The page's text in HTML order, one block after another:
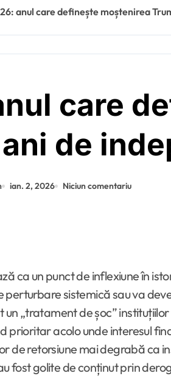
anul care definește moștenirea
care
de
ian. 2, 2026 Niciun comentariu
ca un punct de inflexiune în
sistemică sau va
„tratament de șoc”
prioritar acolo unde interesul
de retorsiune mai degrabă ca
fost golite de conținut prin